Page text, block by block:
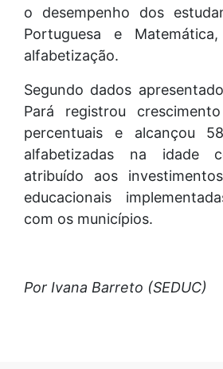
o desempenho dos
Portuguesa e
alfabetização.
Segundo dados
Pará registrou
percentuais e alcançou
alfabetizadas na idade
atribuído aos
educacionais
com os municípios.
Por Ivana Barreto (SEDUC)